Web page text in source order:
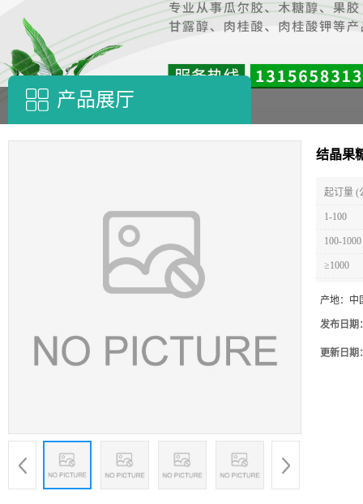
产品展厅
结晶果
起订量 (
1-100
100-1000
≥1000
产地： 中
发布日期
更新日期